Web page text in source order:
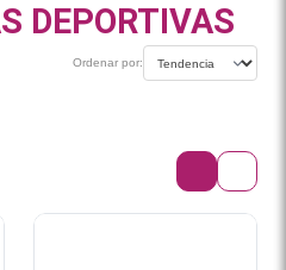
DEPORTIVAS
Ordenar por: